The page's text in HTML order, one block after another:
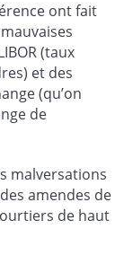
ont fait
(taux
et des
(qu’on
de
malversations
amendes de
de haut